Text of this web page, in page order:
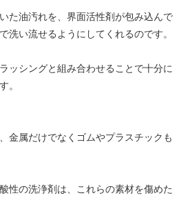
た油汚れを、界面活性剤が包み込んで
洗い流せるようにしてくれるのです。
ッシングと組み合わせることで十分に
。
金属だけでなくゴムやプラスチックも
性の洗浄剤は、これらの素材を傷めた